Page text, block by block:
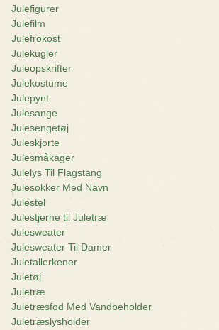
Julefigurer
Julefilm
Julefrokost
Julekugler
Juleopskrifter
Julekostume
Julepynt
Julesange
Julesengetøj
Juleskjorte
Julesmåkager
Julelys Til Flagstang
Julesokker Med Navn
Julestel
Julestjerne til Juletræ
Julesweater
Julesweater Til Damer
Juletallerkener
Juletøj
Juletræ
Juletræsfod Med Vandbeholder
Juletræslysholder